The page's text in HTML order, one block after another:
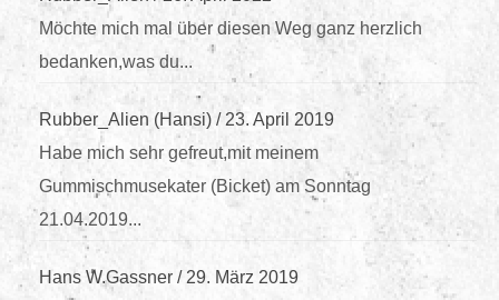
Möchte mich mal über diesen Weg ganz herzlich
bedanken,was du...
Rubber_Alien (Hansi) / 23. April 2019
Habe mich sehr gefreut,mit meinem
Gummischmusekater (Bicket) am Sonntag
21.04.2019...
Hans W.Gassner / 29. März 2019